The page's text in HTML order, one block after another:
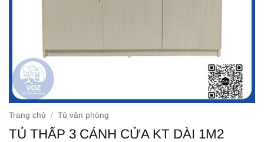
Trang chủ / Tủ văn phòng
TỦ THẤP 3 CÁNH CỬA KT DÀI 1M2